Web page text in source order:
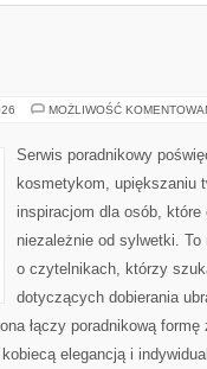
MOŻLIWOŚĆ
Serwis poradnikowy
kosmetykom, upiększaniu
inspiracjom dla osób,
niezależnie od sylwetki.
o czytelnikach, którzy
dotyczących dobierania
łączy poradnikową
elegancją i